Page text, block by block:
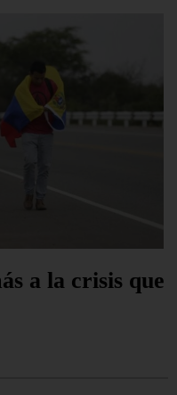
a la crisis que